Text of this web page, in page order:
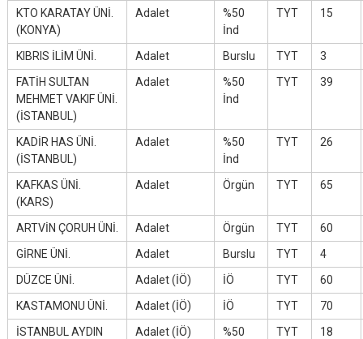
KTO KARATAY ÜNİ.
(KONYA)
Adalet
%50
İnd
TYT 15
KIBRIS İLİM ÜNİ. Adalet Burslu TYT
3
FATİH SULTAN
MEHMET VAKIF ÜNİ.
(İSTANBUL)
Adalet
%50
İnd
TYT 39
KADİR HAS ÜNİ.
(İSTANBUL)
Adalet
%50
İnd
TYT 26
KAFKAS ÜNİ.
(KARS)
Adalet Örgün TYT 65
ARTVİN ÇORUH ÜNİ. Adalet Örgün TYT
60
GİRNE ÜNİ.
Adalet Burslu TYT
4
DÜZCE ÜNİ.
Adalet (İÖ) İÖ TYT
60
KASTAMONU ÜNİ.
Adalet (İÖ) İÖ TYT
70
İSTANBUL AYDIN
Adalet (İÖ)
%50
TYT 18